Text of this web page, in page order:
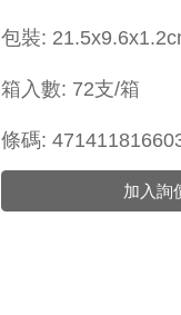
包裝:
箱入數: 72支/箱
條碼:
加入詢